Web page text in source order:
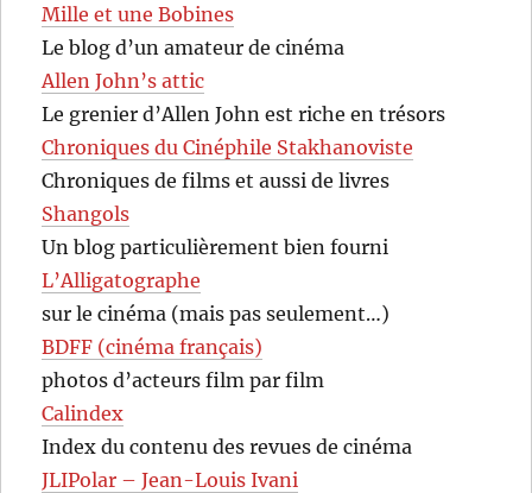
Mille et une Bobines
Le blog d’un amateur de cinéma
Allen John’s attic
Le grenier d’Allen John est riche en trésors
Chroniques du Cinéphile Stakhanoviste
Chroniques de films et aussi de livres
Shangols
Un blog particulièrement bien fourni
L’Alligatographe
sur le cinéma (mais pas seulement…)
BDFF (cinéma français)
photos d’acteurs film par film
Calindex
Index du contenu des revues de cinéma
JLIPolar – Jean-Louis Ivani